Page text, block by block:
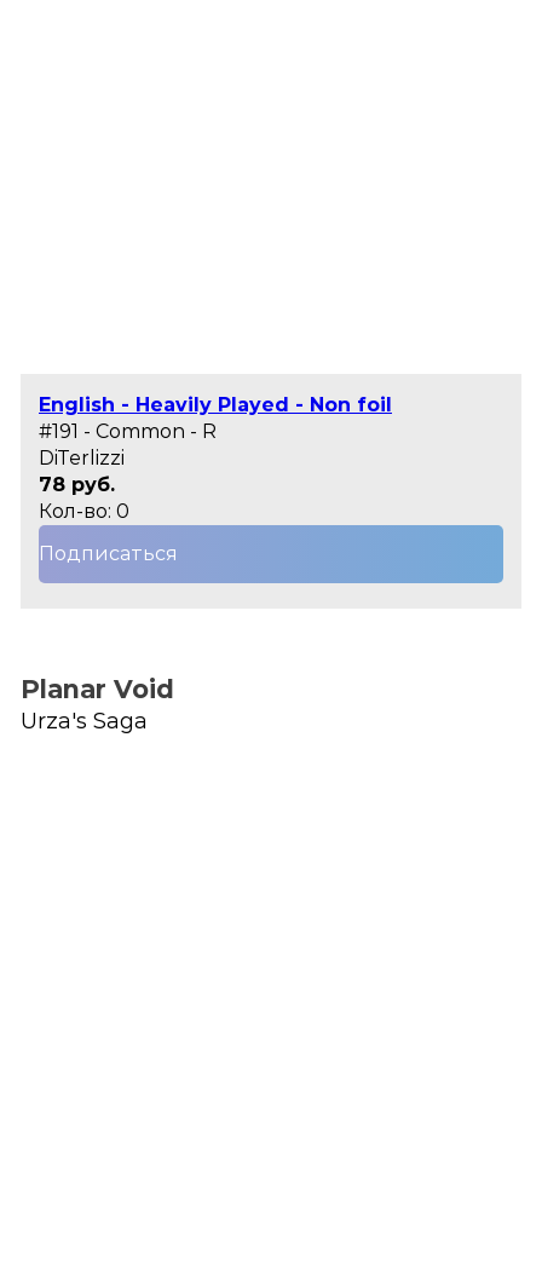
English - Heavily Played - Non foil
#191 - Common - R
DiTerlizzi
78 руб.
Кол-во: 0
Подписаться
Planar Void
Urza's Saga